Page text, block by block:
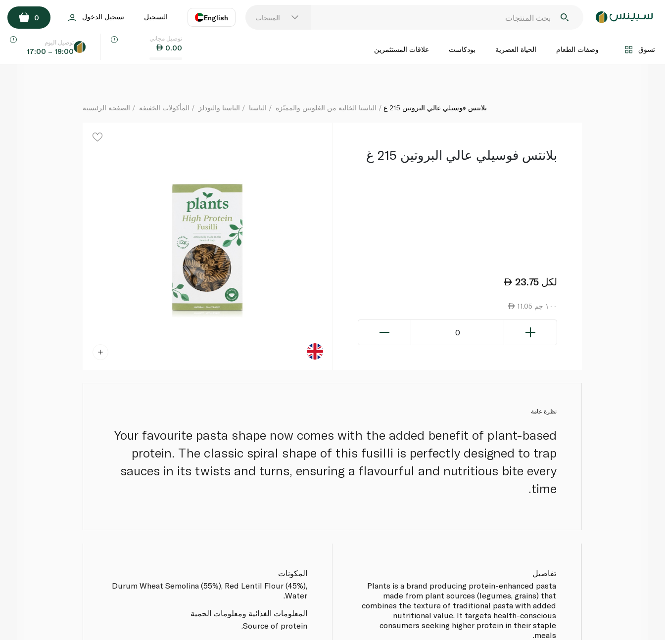
المنتجات English
اللغة
التسجيل تسجيل الدخول 0
تسوق وصفات الطعام الحياة العصرية بودكاست علاقات المستثمرين
توصيل مجاني
0.00
توصيل اليوم
17:00 – 19:00
اضف الى السلة
الصفحة الرئيسية المأكولات الخفيفة الباستا والنودلز الباستا الباستا الخالية من الغلوتين والمميّزة بلانتس فوسيلي عالي البروتين 215 غ
بلانتس فوسيلي عالي البروتين 215 غ
23.75 لكل
11.05 ١٠٠ جم
0
نظرة عامة
Your favourite pasta shape now comes with the added benefit of plant-based
protein. The classic spiral shape of this fusilli is perfectly designed to trap
sauces in its twists and turns, ensuring a flavourful and nutritious bite every
time.
تفاصيل
Plants is a brand producing protein-enhanced pasta
made from plant sources (legumes, grains) that
combines the texture of traditional pasta with added
nutritional value. It targets health-conscious
consumers seeking higher protein in their staple
meals.
المكونات
Durum Wheat Semolina (55%), Red Lentil Flour (45%),
Water.
المعلومات الغذائية ومعلومات الحمية
Source of protein.